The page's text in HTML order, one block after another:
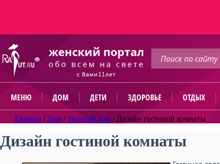
МЕНЮ ДОМ ДЕТИ ЗДОРОВЬЕ ОТДЫХ
Главная / Дом /Уютный дом / Дизайн гостиной комнаты
Дизайн гостиной комнаты